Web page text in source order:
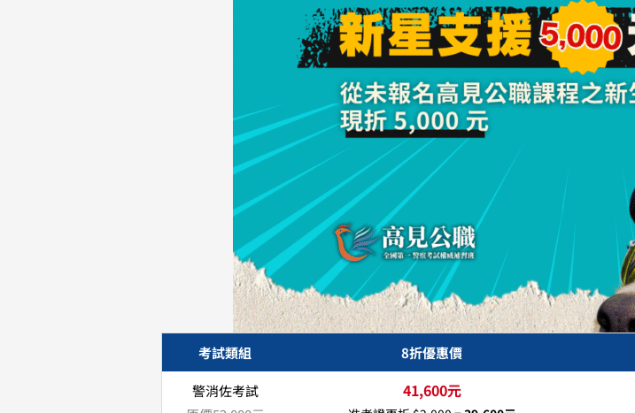
考試類組 8折優惠價
警消佐考試
41,600元